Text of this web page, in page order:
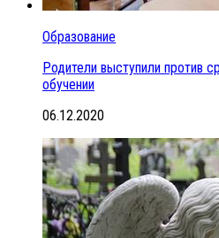
Образование
Родители выступили против
обучении
06.12.2020